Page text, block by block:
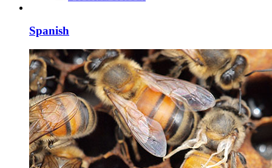
Spanish